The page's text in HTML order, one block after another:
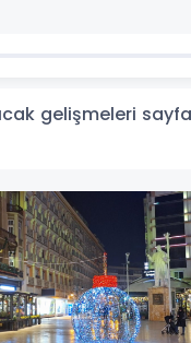
gelişmeleri